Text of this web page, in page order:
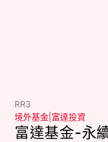
RR3
境外基金 富達投資
富達基金-永